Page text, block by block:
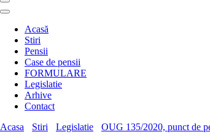
Acasă
Stiri
Pensii
Case de pensii
FORMULARE
Legislatie
Arhive
Contact
Acasa
Stiri Legislatie OUG 135/2020, punct de